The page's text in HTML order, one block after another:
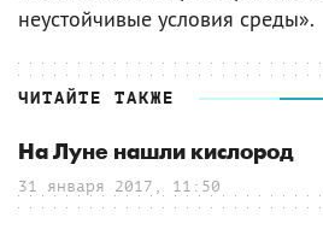
неустойчивые условия среды».
ЧИТАЙТЕ ТАКЖЕ
На Луне нашли кислород
31 января 2017, 11:50